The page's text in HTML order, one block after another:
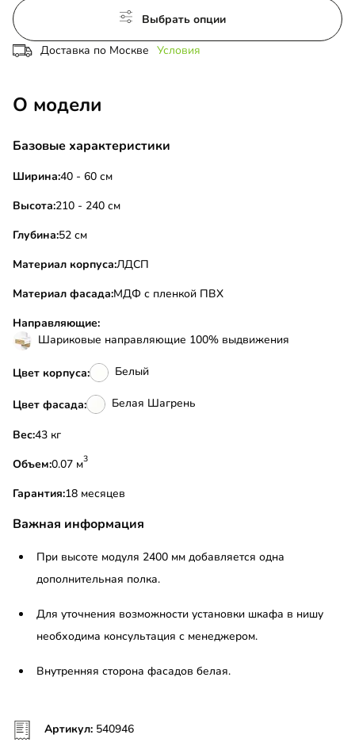
Выбрать опции
Доставка по Москве Условия
О модели
Базовые характеристики
Ширина:40 - 60 см
Высота:210 - 240 см
Глубина:52 см
Материал корпуса:ЛДСП
Материал фасада:МДФ с пленкой ПВХ
Направляющие:
Шариковые направляющие 100% выдвижения
Цвет корпуса: Белый
Цвет фасада: Белая Шагрень
Вес:
43 кг
Объем:
0.07 м3
Гарантия:18 месяцев
Важная информация
При высоте модуля 2400 мм добавляется одна
дополнительная полка.
Для уточнения возможности установки шкафа в нишу
необходима консультация с менеджером.
Внутренняя сторона фасадов белая.
Артикул: 540946